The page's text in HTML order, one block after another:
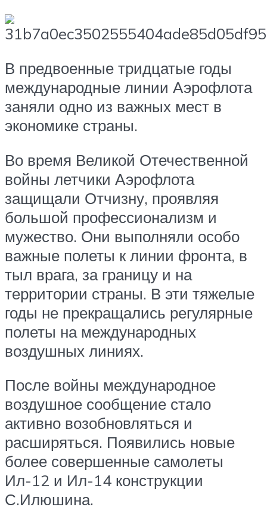
В предвоенные тридцатые годы
международные линии Аэрофлота
заняли одно из важных мест в
экономике страны.
Во время Великой Отечественной
войны летчики Аэрофлота
защищали Отчизну, проявляя
большой профессионализм и
мужество. Они выполняли особо
важные полеты к линии фронта, в
тыл врага, за границу и на
территории страны. В эти тяжелые
годы не прекращались регулярные
полеты на международных
воздушных линиях.
После войны международное
воздушное сообщение стало
активно возобновляться и
расширяться. Появились новые
более совершенные самолеты
Ил-12 и Ил-14 конструкции
С.Илюшина.